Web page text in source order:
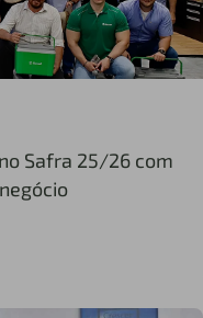
Safra 25/26 com